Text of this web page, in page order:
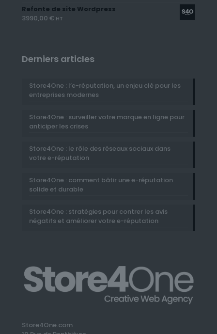
Refonte de site Wordpress
3990,00 € HT
Derniers articles
Store4One : l’e-réputation, un enjeu clé pour les
entreprises modernes
Store4One : surveiller votre marque en ligne pour
anticiper les crises
Store4One : le rôle des réseaux sociaux dans
votre e-réputation
Store4One : comment bâtir une e-réputation
solide et durable
Store4One : stratégies pour contrer les avis
négatifs et améliorer votre e-réputation
Store4One.com